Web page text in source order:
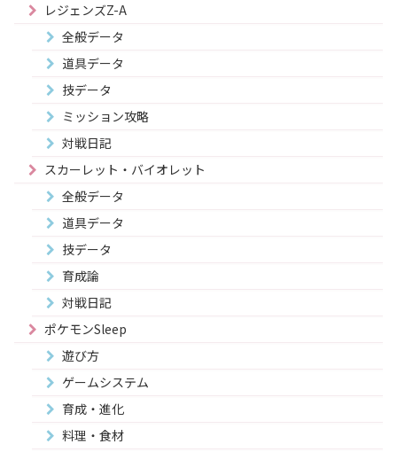
レジェンズZ-A
全般データ
道具データ
技データ
ミッション攻略
対戦日記
スカーレット・バイオレット
全般データ
道具データ
技データ
育成論
対戦日記
ポケモンSleep
遊び方
ゲームシステム
育成・進化
料理・食材